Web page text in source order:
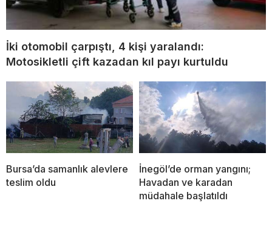
İki otomobil çarpıştı, 4 kişi yaralandı:
Motosikletli çift kazadan kıl payı kurtuldu
Bursa’da samanlık alevlere
teslim oldu
İnegöl’de orman yangını;
Havadan ve karadan
müdahale başlatıldı